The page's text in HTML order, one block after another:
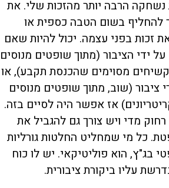
הרבה יותר מהזכות שלי. את
להחליף בשום הטבה כספית או
זכות בפני עצמה. יכול להיות שאם
ידי הציבור (מתוך שופטים מנוסים
קשיחים מסוימים שהכנסת תקבע), או
ציבור (שוב, מתוך שופטים מנוסים
אז אפשר היה לסיים בזה.
מדי ויש צורך גם להגביל את
כל מי שמחליט החלטות גורליות
בג"ץ, הוא פוליטיקאי. יש לו כוח
עליו ביקורת ציבורית.